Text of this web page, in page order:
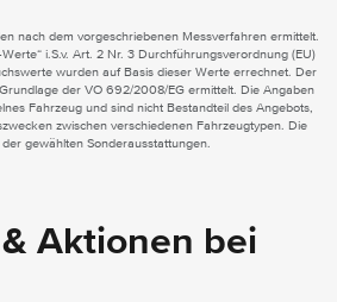
nach dem vorgeschriebenen Messverfahren ermittelt.
i.S.v. Art. 2 Nr. 3 Durchführungsverordnung (EU)
wurden auf Basis dieser Werte errechnet. Der
der VO 692/2008/EG ermittelt. Die Angaben
Fahrzeug und sind nicht Bestandteil des Angebots,
zwischen verschiedenen Fahrzeugtypen. Die
gewählten Sonderausstattungen.
Aktionen bei